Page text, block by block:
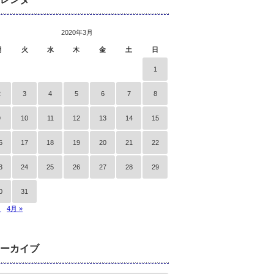
2020年3月
火 水 木 金 土 日
1
3 4 5 6 7 8
10 11 12 13 14 15
17 18 19 20 21 22
24 25 26 27 28 29
31
4月 »
カイブ